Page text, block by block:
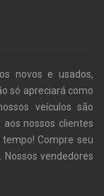
novos e usados,
só apreciará como
veículos são
nossos clientes
Compre seu
vendedores